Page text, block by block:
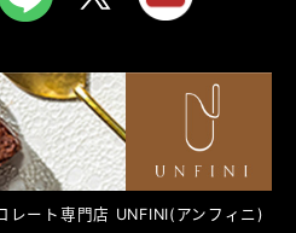
レート専門店 UNFINI(アンフィニ)